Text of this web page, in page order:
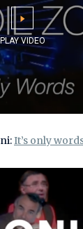
It’s only